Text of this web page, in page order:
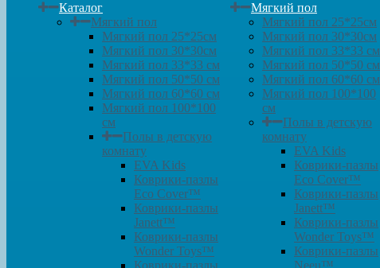
Каталог
Мягкий пол
Мягкий пол 25*25см
Мягкий пол 30*30см
Мягкий пол 33*33 см
Мягкий пол 50*50 см
Мягкий пол 60*60 см
Мягкий пол 100*100
см
Полы в детскую
комнату
EVA Kids
Коврики-пазлы
Eco Cover™
Коврики-пазлы
Janett™
Коврики-пазлы
Wonder Toys™
Коврики-пазлы
Мягкий пол
Мягкий пол 25*25см
Мягкий пол 30*30см
Мягкий пол 33*33 см
Мягкий пол 50*50 см
Мягкий пол 60*60 см
Мягкий пол 100*100
см
Полы в детскую
комнату
EVA Kids
Коврики-пазлы
Eco Cover™
Коврики-пазлы
Janett™
Коврики-пазлы
Wonder Toys™
Коврики-пазлы
Neeu™